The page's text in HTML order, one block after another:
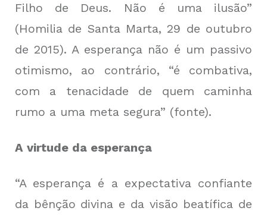
Filho de Deus. Não é uma ilusão”
(Homilia de Santa Marta, 29 de outubro
de 2015). A esperança não é um passivo
otimismo, ao contrário, “é combativa,
com a tenacidade de quem caminha
rumo a uma meta segura” (fonte).
A virtude da esperança
“A esperança é a expectativa confiante
da bênção divina e da visão beatífica de